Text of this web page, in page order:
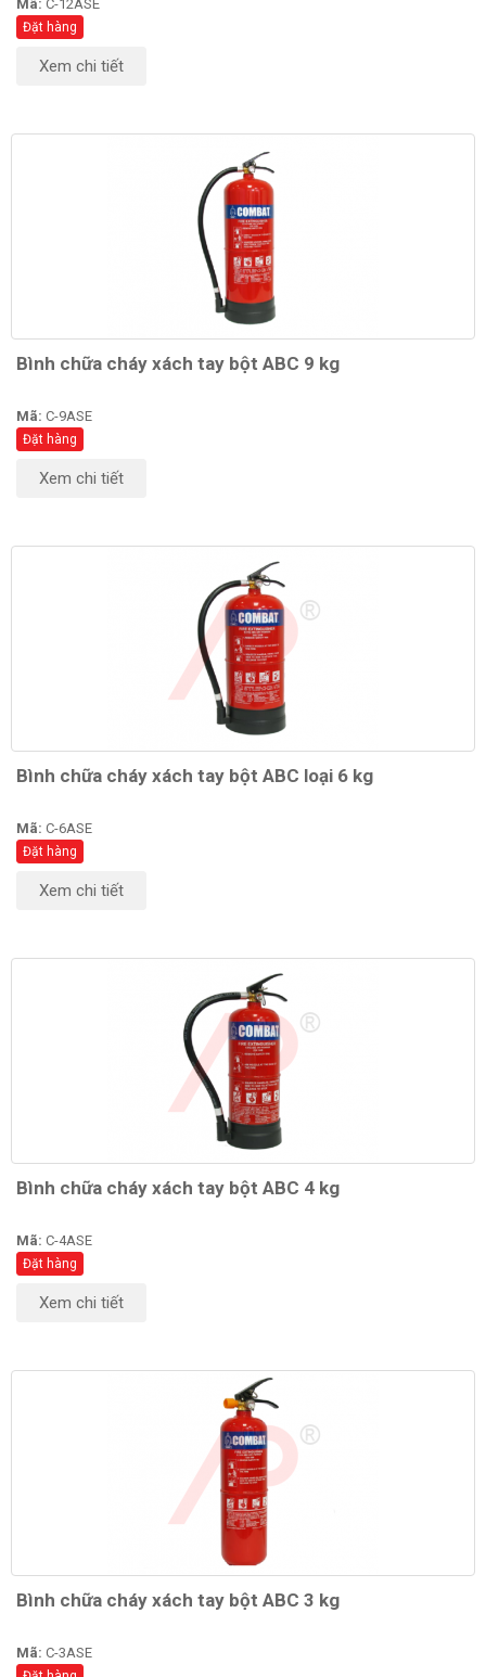
Mã: C-12ASE
Đặt hàng
Xem chi tiết
Bình chữa cháy xách tay bột ABC 9 kg
Mã: C-9ASE
Đặt hàng
Xem chi tiết
Bình chữa cháy xách tay bột ABC loại 6 kg
Mã: C-6ASE
Đặt hàng
Xem chi tiết
Bình chữa cháy xách tay bột ABC 4 kg
Mã: C-4ASE
Đặt hàng
Xem chi tiết
Bình chữa cháy xách tay bột ABC 3 kg
Mã: C-3ASE